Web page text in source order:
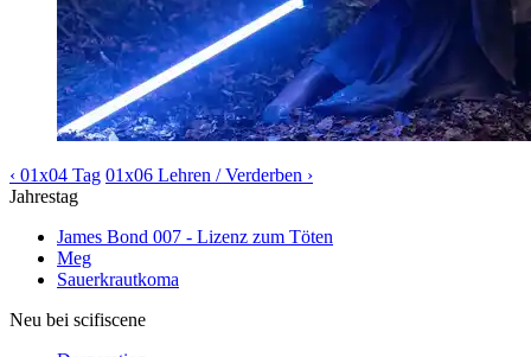
‹ 01x04 Tag 01x06 Lehren / Verderben ›
Jahrestag
James Bond 007 - Lizenz zum Töten
Meg
Sauerkrautkoma
Neu bei scifiscene